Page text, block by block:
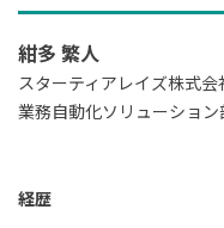
紺多 繁人
スターティアレイズ株式会
業務自動化ソリューション
経歴